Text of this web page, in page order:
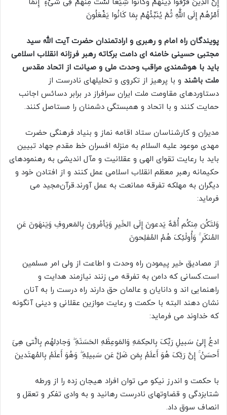
إِنَّ الَّذِینَ فَرَّقُوا دِینَهُمْ وَکَانُوا شِیَعًا لَسْتَ مِنْهُمْ فِی شَیْءٍ ۚ إِنَّمَا
أَمْرُهُمْ إِلَى اللَّهِ ثُمَّ یُنَبِّئُهُمْ بِمَا کَانُوا یَفْعَلُونَ
پویندگان راه امام و رهبری و ارادتمندان حضرت آیت الله سید
مجتبی حسینی خامنه ای دامت برکاته رهبر فرزانه انقلاب اسلامی
باید با هوشمندی مراقب وحدت ملی و صیانت از اتحاد مقدس
ملت باشند و با پرهیز از تکروی و تحلیلهای نادرست از
دستاوردهای مقاومت ملت ایران سرافراز در برابر دسائس اجانب
حمایت کنند و با اتحاد و همبستگی دشمنان را مستاصل کنند.
مدیران و کارشناسان ستاد اقامه نماز و بنیاد فرهنگی حضرت
مهدی موعود علیه السلام به منزله افسران خط مقدم جهاد تبیین
باید با رعایت تقوای الهی و عقلانیت و مآل اندیشی به رهنمودهای
حکیمانه رهبر معظم انقلاب اسلامی عمل کنند و از افتادن خود و
دیگران به مهلکه تفرقه ممانعت به عمل آورند.قرآن‌مجید می
فرماید:
وَلتَکُن مِنکُم أُمَّهٌ یَدعونَ إِلَى الخَیرِ وَیَأمُرونَ بِالمَعروفِ وَیَنهَونَ عَنِ
المُنکَرِ ۚ وَأُولٰئِکَ هُمُ المُفلِحونَ
از مصادیق خیر پیمودن راه وحدت و اطاعت از ولی امر مسلمین
است.کسانی که دامن به تفرقه می زنند نیازمند هدایت و
راهنمایی اند و دانایان و عالمان حق دارند راه درست را به آنان
نشان دهند البته با حکمت و رعایت موازین عقلانی و دینی آنگونه
که خداوند می فرماید:
ادعُ إِلىٰ سَبیلِ رَبِّکَ بِالحِکمَهِ وَالمَوعِظَهِ الحَسَنَهِ ۖ وَجادِلهُم بِالَّتی هِیَ
أَحسَنُ ۚ إِنَّ رَبَّکَ هُوَ أَعلَمُ بِمَن ضَلَّ عَن سَبیلِهِ ۖ وَهُوَ أَعلَمُ بِالمُهتَدینَ
با حکمت و اندرز نیکو می توان افراد هیجان زده را از ورطه
شتابزدگی و قضاوتهای نادرست رهانید و به وادی تفکر و تعقل و
انصاف سوق داد.